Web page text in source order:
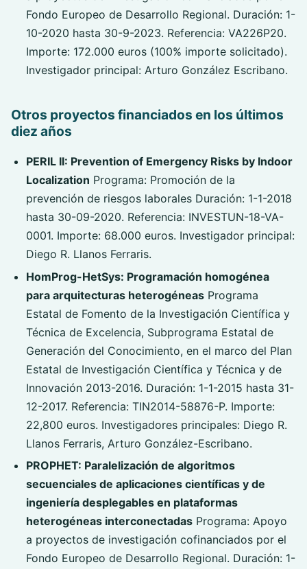
Fondo Europeo de Desarrollo Regional. Duración: 1-
10-2020 hasta 30-9-2023. Referencia: VA226P20.
Importe: 172.000 euros (100% importe solicitado).
Investigador principal: Arturo González Escribano.
Otros proyectos financiados en los últimos
diez años
PERIL II: Prevention of Emergency Risks by Indoor
Localization Programa: Promoción de la
prevención de riesgos laborales Duración: 1-1-2018
hasta 30-09-2020. Referencia: INVESTUN-18-VA-
0001. Importe: 68.000 euros. Investigador principal:
Diego R. Llanos Ferraris.
HomProg-HetSys: Programación homogénea
para arquitecturas heterogéneas Programa
Estatal de Fomento de la Investigación Científica y
Técnica de Excelencia, Subprograma Estatal de
Generación del Conocimiento, en el marco del Plan
Estatal de Investigación Científica y Técnica y de
Innovación 2013-2016. Duración: 1-1-2015 hasta 31-
12-2017. Referencia: TIN2014-58876-P. Importe:
22,800 euros. Investigadores principales: Diego R.
Llanos Ferraris, Arturo González-Escribano.
PROPHET: Paralelización de algoritmos
secuenciales de aplicaciones científicas y de
ingeniería desplegables en plataformas
heterogéneas interconectadas Programa: Apoyo
a proyectos de investigación cofinanciados por el
Fondo Europeo de Desarrollo Regional. Duración: 1-